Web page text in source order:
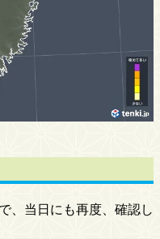
、当日にも再度、確認し